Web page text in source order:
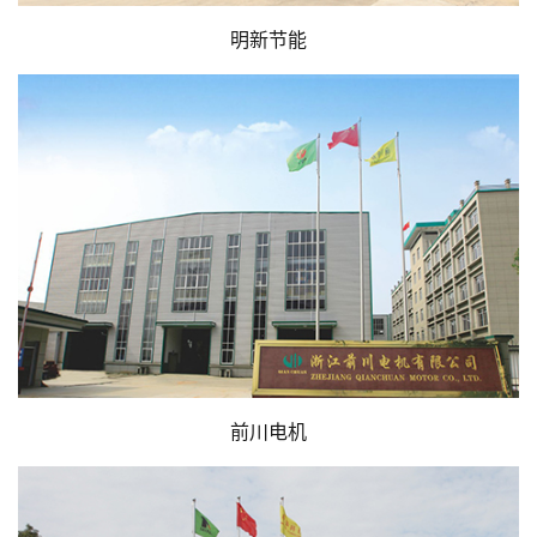
明新节能
前川电机